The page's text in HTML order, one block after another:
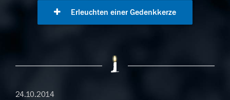
Erleuchten einer Gedenkkerze
24.10.2014